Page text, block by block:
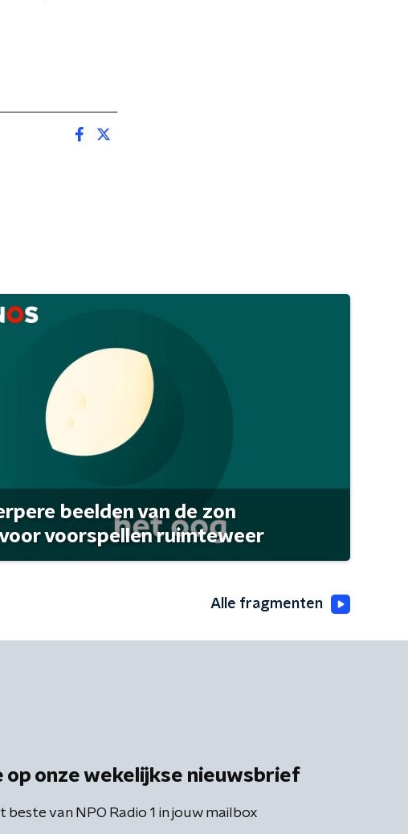
beelden van de zon
voorspellen ruimteweer
Alle fragmenten
op onze wekelijkse nieuwsbrief
beste van NPO Radio 1 in jouw mailbox